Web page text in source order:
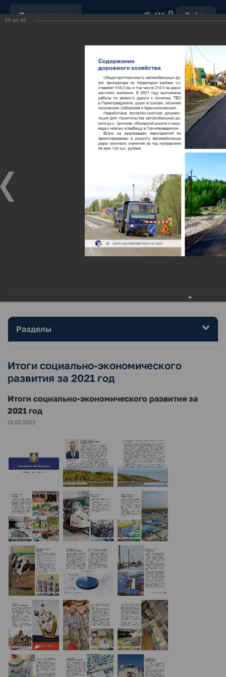
Полная версия Войти
ОТКРЫТЫЕ ДАННЫЕ
МУНИЦИПАЛЬНЫЕ ЗАКУПКИ ПОЧТА
Ханты-Мансийский район,
официальный сайт
администрации
Разделы
Итоги социально-экономического
развития за 2021 год
Итоги социально-экономического развития за
2021 год
21.02.2022
24 из 46